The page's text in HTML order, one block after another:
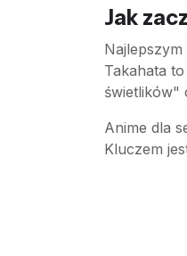
Jak
Takahata
świetlików"
Anime dla
Kluczem